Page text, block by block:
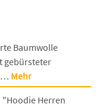
Baumwolle
gebürsteter
Mehr
"Hoodie Herren